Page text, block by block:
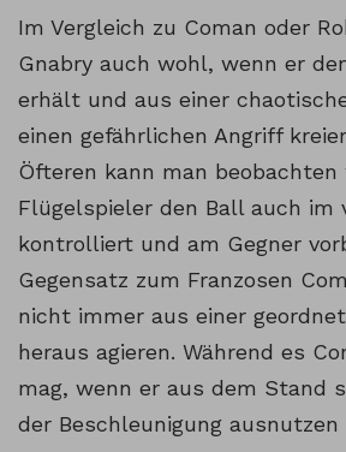
Im Vergleich zu Coman oder
Gnabry auch wohl, wenn er
erhält und aus einer
einen gefährlichen Angriff
Öfteren kann man beobachten
Flügelspieler den Ball auch im
kontrolliert und am Gegner
Gegensatz zum Franzosen
nicht immer aus einer
heraus agieren. Während es
mag, wenn er aus dem Stand
der Beschleunigung